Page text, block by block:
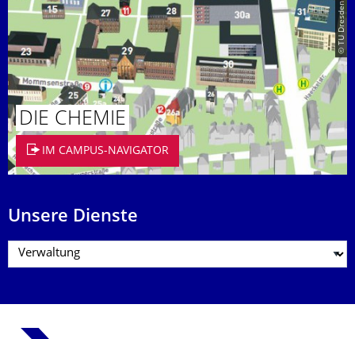
© TU Dresden
DIE CHEMIE
IM CAMPUS-NAVIGATOR
Unsere Dienste